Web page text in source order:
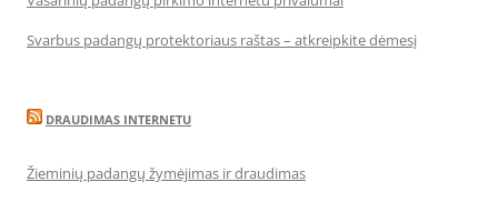
Svarbus padangų protektoriaus raštas – atkreipkite dėmesį
DRAUDIMAS INTERNETU
Žieminių padangų žymėjimas ir draudimas